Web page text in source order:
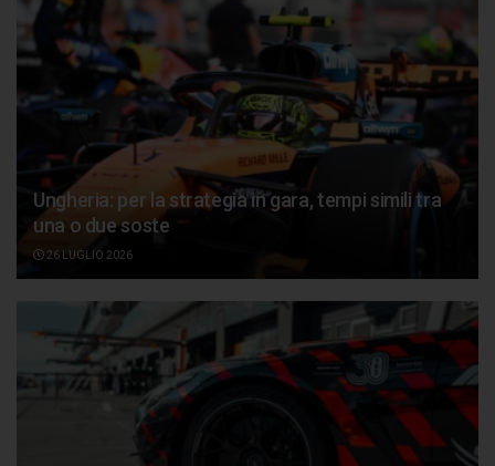
Ungheria: per la strategia in gara, tempi simili tra
una o due soste
26 LUGLIO 2026